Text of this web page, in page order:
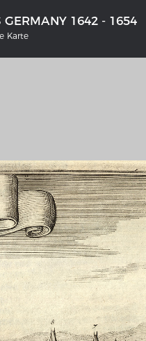
GERMANY 1642 - 1654
Karte
MERIAN'S GERMANY 1642 - 1654
Interaktive Karte
Image gallery
Imprint
Wissenswert